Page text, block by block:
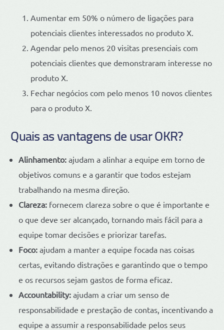
Aumentar em 50% o número de ligações para
potenciais clientes interessados no produto X.
Agendar pelo menos 20 visitas presenciais com
potenciais clientes que demonstraram interesse no
produto X.
Fechar negócios com pelo menos 10 novos clientes
para o produto X.
Quais as vantagens de usar OKR?
Alinhamento:ajudam a alinhar a equipe em torno de
objetivos comuns e a garantir que todos estejam
trabalhando na mesma direção.
Clareza: fornecem clareza sobre o que é importante e
o que deve ser alcançado, tornando mais fácil para a
equipe tomar decisões e priorizar tarefas.
Foco:ajudam a manter a equipe focada nas coisas
certas, evitando distrações e garantindo que o tempo
e os recursos sejam gastos de forma eficaz.
Accountability: ajudam a criar um senso de
responsabilidade e prestação de contas, incentivando a
equipe a assumir a responsabilidade pelos seus